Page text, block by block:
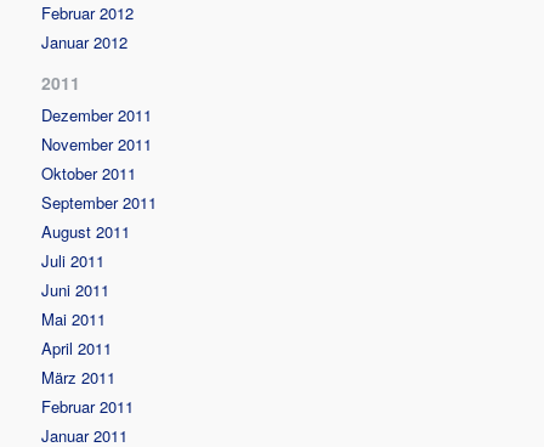
Februar 2012
Januar 2012
2011
Dezember 2011
November 2011
Oktober 2011
September 2011
August 2011
Juli 2011
Juni 2011
Mai 2011
April 2011
März 2011
Februar 2011
Januar 2011